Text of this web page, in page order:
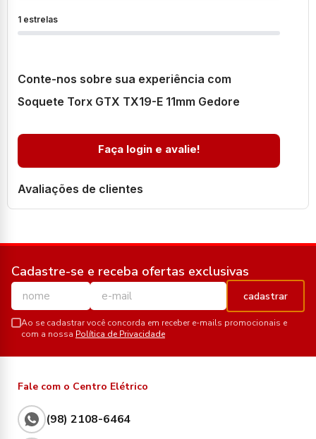
1 estrelas
Conte-nos sobre sua experiência com
Soquete Torx GTX TX19-E 11mm Gedore
Faça login e avalie!
Avaliações de clientes
Cadastre-se e receba ofertas exclusivas
cadastrar
Ao se cadastrar você concorda em receber e-mails promocionais e
com a nossa Política de Privacidade
Fale com o Centro Elétrico
(98) 2108-6464